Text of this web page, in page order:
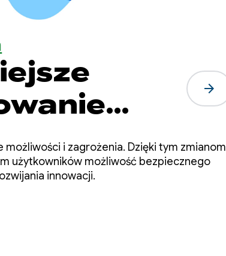
aplikacji
arrow_forward
i zagrożenia. Dzięki tym zmianom
użytkowników możliwość bezpiecznego
innowacji.